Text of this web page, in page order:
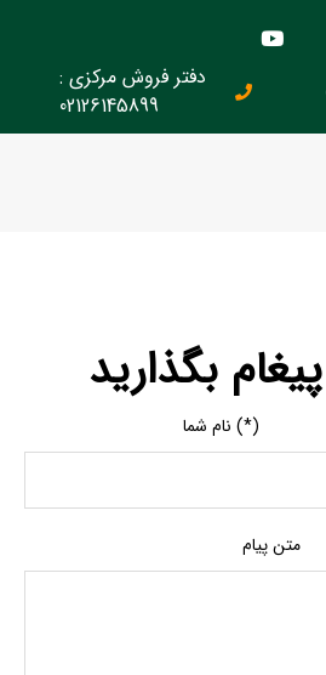
دفتر فروش مرکزی :
02126145899
بگذارید
نام شما (*)
متن پیام